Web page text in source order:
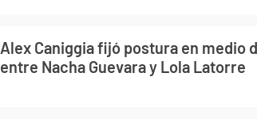
Alex Caniggia fijó postura en medio
entre Nacha Guevara y Lola Latorre